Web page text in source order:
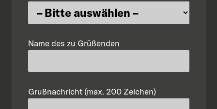
Name des zu Grüßenden
Grußnachricht (max. 200 Zeichen)